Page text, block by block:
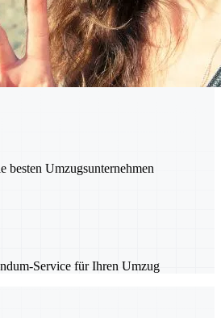
besten Umzugsunternehmen
Service für Ihren Umzug